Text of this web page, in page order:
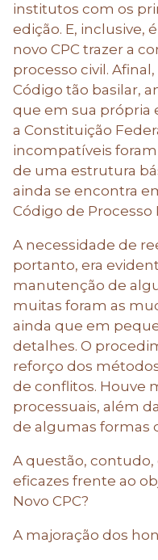
institutos com os
edição. E, inclusive,
novo CPC trazer a
processo civil.
Código tão basilar,
que em sua própria
a Constituição
incompatíveis
de uma estrutura
ainda se encontra
Código de Processo
A necessidade de
portanto, era
manutenção de
muitas foram as
ainda que em
detalhes. O
reforço dos
de conflitos. Houve
processuais, além
de algumas formas
A questão, contudo,
eficazes frente ao
Novo CPC?
A majoração dos